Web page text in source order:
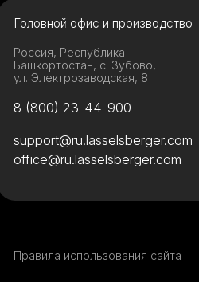
Головной офис и производство
Россия, Республика
Башкортостан, с. Зубово,
ул. Электрозаводская, 8
8 (800) 23-44-900
support@ru.lasselsberger.com
office@ru.lasselsberger.com
Правила использования сайта